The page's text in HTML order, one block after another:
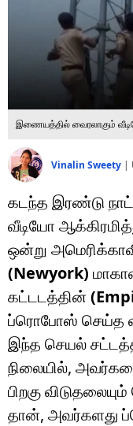
ஷார்ட் வீடியோஸ்
வலை கதைகள்
இணையத்தில் வைரலாகும்
Vinalin Sweety |
கடந்த இரண்டு
வீடியோ
ஒன்று
(Newyork)
கட்டடத்தின்
ப்ரொபோஸ் செய்த
இந்த செயல்
நிலையில்,
பிறகு
தான், அவர்களது